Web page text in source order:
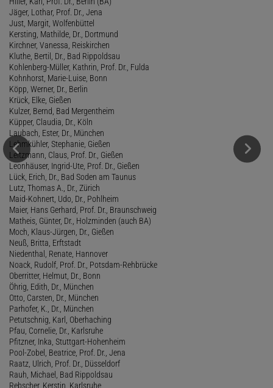
Jäger, Lothar, Prof. Dr., Jena
Just, Margit, Wolfenbüttel
Kersting, Mathilde, Dr., Dortmund
Kirchner, Vanessa, Reiskirchen
Kluthe, Bertil, Dr., Bad Rippoldsau
Kohlenberg-Müller, Kathrin, Prof. Dr., Fulda
Kohnhorst, Marie-Luise, Bonn
Köpp, Werner, Dr., Berlin
Krück, Elke, Gießen
Kulzer, Bernd, Bad Mergentheim
Küpper, Claudia, Dr., Köln
Laubach, Ester, Dr., München
Lehmkühler, Stephanie, Gießen
Leitzmann, Claus, Prof. Dr., Gießen
Leonhäuser, Ingrid-Ute, Prof. Dr., Gießen
Lück, Erich, Dr., Bad Soden am Taunus
Lutz, Thomas A., Dr., Zürich
Maid-Kohnert, Udo, Dr., Pohlheim
Maier, Hans Gerhard, Prof. Dr., Braunschweig
Matheis, Günter, Dr., Holzminden (auch BA)
Moch, Klaus-Jürgen, Dr., Gießen
Neuß, Britta, Erftstadt
Niedenthal, Renate, Hannover
Noack, Rudolf, Prof. Dr., Potsdam-Rehbrücke
Oberritter, Helmut, Dr., Bonn
Öhrig, Edith, Dr., München
Otto, Carsten, Dr., München
Parhofer, K., Dr., München
Petutschnig, Karl, Oberhaching
Pfau, Cornelie, Dr., Karlsruhe
Pfitzner, Inka, Stuttgart-Hohenheim
Pool-Zobel, Beatrice, Prof. Dr., Jena
Raatz, Ulrich, Prof. Dr., Düsseldorf
Rauh, Michael, Bad Rippoldsau
Rebscher, Kerstin, Karlsruhe